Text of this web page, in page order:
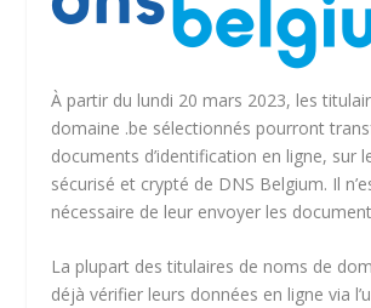
À partir du lundi 20 mars 2023, les
domaine .be sélectionnés pourront
documents d’identification en ligne, sur
sécurisé et crypté de DNS Belgium. Il
nécessaire de leur envoyer les
La plupart des titulaires de noms de
déjà vérifier leurs données en ligne via